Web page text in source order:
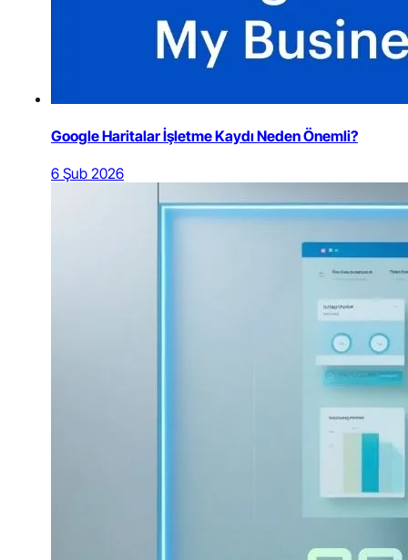
Google Haritalar İşletme Kaydı Neden Önemli?
6 Şub 2026